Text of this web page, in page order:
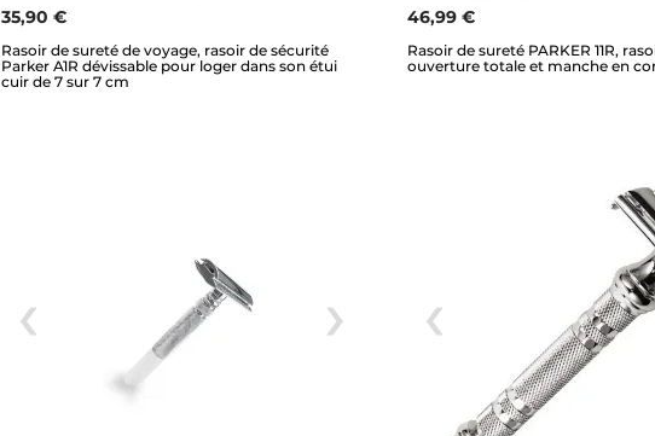
35,90 €
Rasoir de sureté de voyage, rasoir de sécurité
Parker A1R dévissable pour loger dans son étui
cuir de 7 sur 7 cm
46,99 €
Rasoir de sureté PARKER 11R,
ouverture totale et manche en